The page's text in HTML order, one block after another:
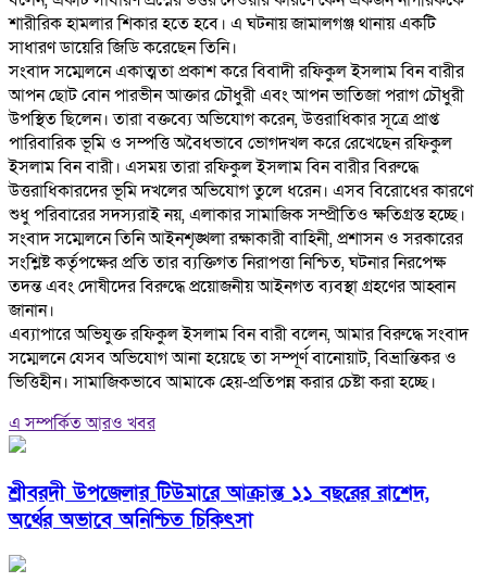
শারীরিক হামলার শিকার হতে হবে। এ ঘটনায় জামালগঞ্জ থানায় একটি
সাধারণ ডায়েরি জিডি করেছেন তিনি।
‎সংবাদ সম্মেলনে একাত্মতা প্রকাশ করে বিবাদী রফিকুল ইসলাম বিন বারীর
আপন ছোট বোন পারভীন আক্তার চৌধুরী এবং আপন ভাতিজা পরাগ চৌধুরী
উপস্থিত ছিলেন। তারা বক্তব্যে অভিযোগ করেন, উত্তরাধিকার সূত্রে প্রাপ্ত
পারিবারিক ভূমি ও সম্পত্তি অবৈধভাবে ভোগদখল করে রেখেছেন রফিকুল
ইসলাম বিন বারী। এসময় তারা রফিকুল ইসলাম বিন বারীর বিরুদ্ধে
উত্তরাধিকারদের ভূমি দখলের অভিযোগ তুলে ধরেন। এসব বিরোধের কারণে
শুধু পরিবারের সদস্যরাই নয়, এলাকার সামাজিক সম্প্রীতিও ক্ষতিগ্রস্ত হচ্ছে।
‎সংবাদ সম্মেলনে তিনি আইনশৃঙ্খলা রক্ষাকারী বাহিনী, প্রশাসন ও সরকারের
সংশ্লিষ্ট কর্তৃপক্ষের প্রতি তার ব্যক্তিগত নিরাপত্তা নিশ্চিত, ঘটনার নিরপেক্ষ
তদন্ত এবং দোষীদের বিরুদ্ধে প্রয়োজনীয় আইনগত ব্যবস্থা গ্রহণের আহ্বান
জানান।
‎এব্যাপারে অভিযুক্ত রফিকুল ইসলাম বিন বারী বলেন, আমার বিরুদ্ধে সংবাদ
সম্মেলনে যেসব অভিযোগ আনা হয়েছে তা সম্পূর্ণ বানোয়াট, বিভ্রান্তিকর ও
ভিত্তিহীন। সামাজিকভাবে আমাকে হেয়-প্রতিপন্ন করার চেষ্টা করা হচ্ছে।
এ সম্পর্কিত আরও খবর
শ্রীবরদী উপজেলার টিউমারে আক্রান্ত ১১ বছরের রাশেদ,
অর্থের অভাবে অনিশ্চিত চিকিৎসা